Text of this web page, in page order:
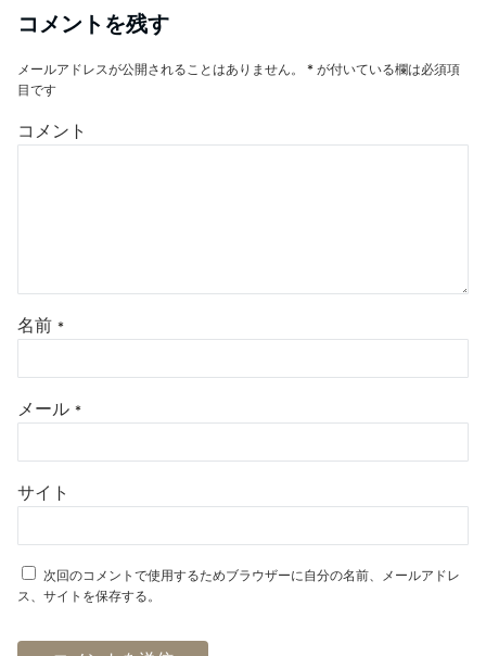
コメントを残す
メールアドレスが公開されることはありません。 * が付いている欄は必須項
目です
コメント
名前 *
メール *
サイト
次回のコメントで使用するためブラウザーに自分の名前、メールアドレ
ス、サイトを保存する。